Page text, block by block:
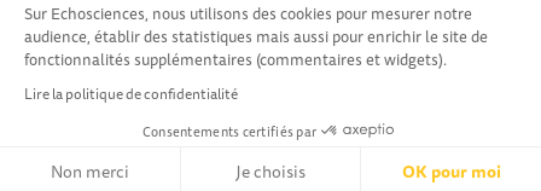
Sur Echosciences, nous utilisons des cookies pour mesurer notre
audience, établir des statistiques mais aussi pour enrichir le site de
fonctionnalités supplémentaires (commentaires et widgets).
Lire la politique de confidentialité
Consentements certifiés par
Non merci Je choisis OK pour moi
Explorer, s’exprimer, rentrer en contact : Echosciences
Hauts-de-France est le réseau social des amateurs de
sciences et de technologies du territoire
Mentions légales|Politique de confidentialité
Ligne éditoriale